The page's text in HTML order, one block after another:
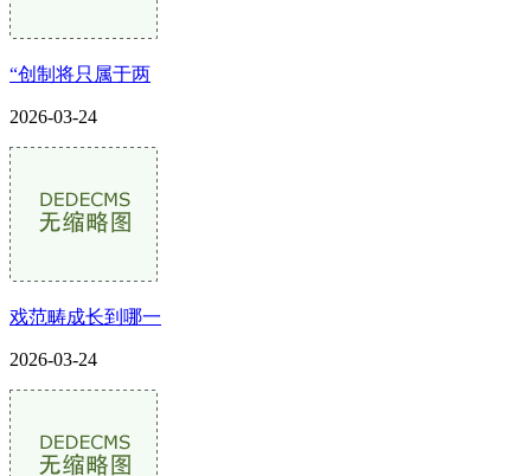
“创制将只属于两
2026-03-24
戏范畴成长到哪一
2026-03-24